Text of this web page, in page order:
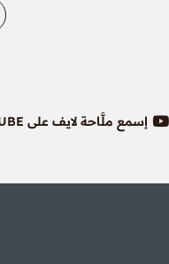
إسمع ملَّاحة لايف على YOUTUBE